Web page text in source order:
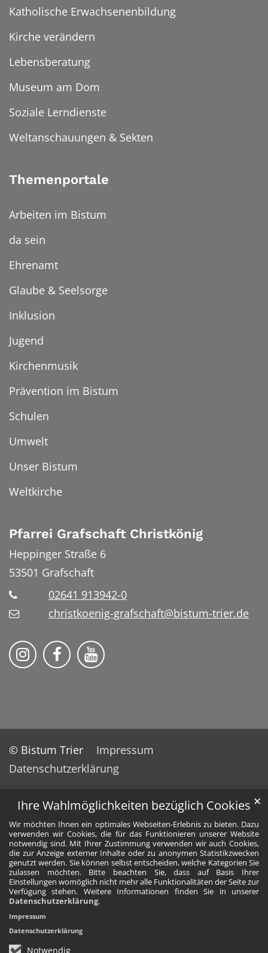
Ihre Wahlmöglichkeiten bezüglich Cookies
Wir möchten Ihnen ein optimales Webseiten-Erlebnis zu bieten. Dazu
verwenden wir Cookies, die für das Funktionieren unserer Website
notwendig sind. Mit Ihrer Zustimmung verwenden wir auch Cookies,
die zur Anzeige externer Inhalte oder zu anonymen Statistikzwecken
genutzt werden. Sie können selbst entscheiden, welche Kategorien Sie
zulassen möchten. Bitte beachten Sie, dass auf Basis Ihrer
Einstellungen womöglich nicht mehr alle Funktionalitäten der Seite zur
Verfügung stehen. Weitere Informationen finden Sie in unserer
Datenschutzerklärung.
Notwendig
✕
Impressum
Datenschutzerklärung
Katholische Erwachsenenbildung
Kirche verändern
Lebensberatung
Museum am Dom
Soziale Lerndienste
Weltanschauungen & Sekten
Themenportale
Arbeiten im Bistum
da sein
Ehrenamt
Glaube & Seelsorge
Inklusion
Jugend
Kirchenmusik
Prävention im Bistum
Schulen
Umwelt
Unser Bistum
Weltkirche
Pfarrei Grafschaft Christkönig
Heppinger Straße 6
53501 Grafschaft
02641 913942-0
christkoenig-grafschaft@bistum-trier.de
Pfarreiengemeinschaft Grafschaft auf
Pfarreiengemeinschaft Grafschaft
Pfarreiengemeinschaft
© Bistum Trier
Impressum
Datenschutzerklärung